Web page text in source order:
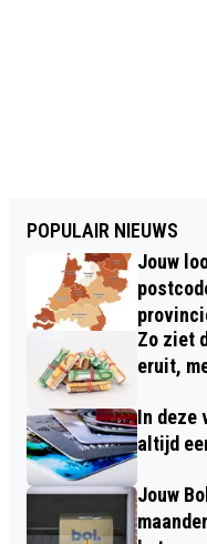
POPULAIR NIEUWS
Jouw
Zo ziet
eruit,
In deze
altijd
Jouw